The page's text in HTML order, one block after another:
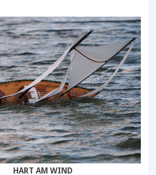
HART AM WIND